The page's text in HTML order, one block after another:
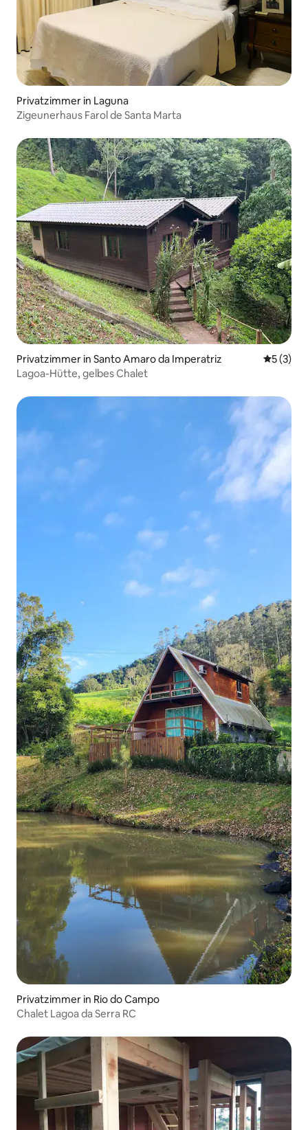
Privatzimmer in Laguna
Zigeunerhaus Farol de Santa Marta
Privatzimmer in Santo Amaro da Imperatriz
5 (3)
Lagoa-Hütte, gelbes Chalet
Privatzimmer in Rio do Campo
Chalet Lagoa da Serra RC